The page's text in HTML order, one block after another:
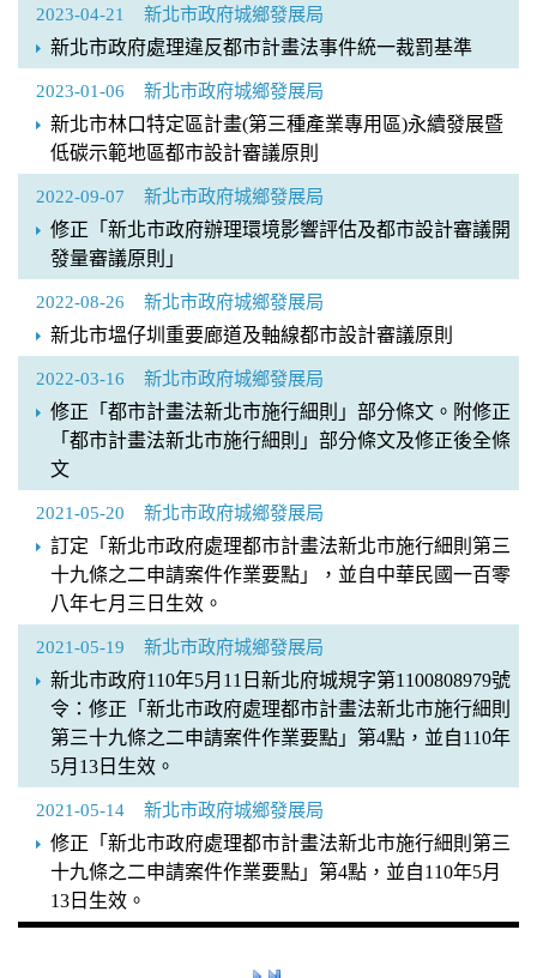
新北市政府處理違反都市計畫法事件統一裁罰基準
新北市政府城鄉發展局
2023-04-21
新北市林口特定區計畫(第三種產業專用區)永續發展暨
低碳示範地區都市設計審議原則
新北市政府城鄉發展局
2023-01-06
修正「新北市政府辦理環境影響評估及都市設計審議開
發量審議原則」
新北市政府城鄉發展局
2022-09-07
新北市塭仔圳重要廊道及軸線都市設計審議原則
新北市政府城鄉發展局
2022-08-26
修正「都市計畫法新北市施行細則」部分條文。附修正
「都市計畫法新北市施行細則」部分條文及修正後全條
文
新北市政府城鄉發展局
2022-03-16
訂定「新北市政府處理都市計畫法新北市施行細則第三
十九條之二申請案件作業要點」，並自中華民國一百零
八年七月三日生效。
新北市政府城鄉發展局
2021-05-20
新北市政府110年5月11日新北府城規字第1100808979號
令：修正「新北市政府處理都市計畫法新北市施行細則
第三十九條之二申請案件作業要點」第4點，並自110年
5月13日生效。
新北市政府城鄉發展局
2021-05-19
修正「新北市政府處理都市計畫法新北市施行細則第三
十九條之二申請案件作業要點」第4點，並自110年5月
13日生效。
新北市政府城鄉發展局
2021-05-14